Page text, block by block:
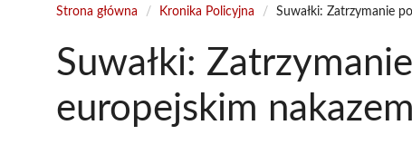
Strona główna / Kronika Policyjna / Suwałki: Zatrzymanie
Suwałki:
europejskim